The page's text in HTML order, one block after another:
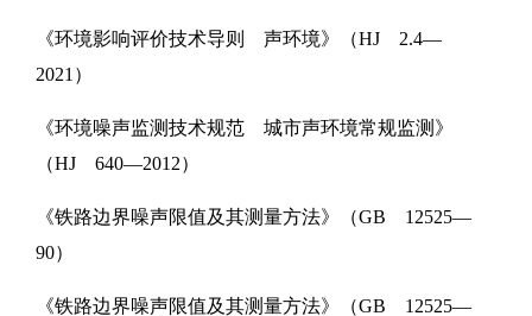
《环境影响评价技术导则 声环境》（HJ 2.4—
2021）
《环境噪声监测技术规范 城市声环境常规监测》
（HJ 640—2012）
《铁路边界噪声限值及其测量方法》（GB 12525—
90）
《铁路边界噪声限值及其测量方法》（GB 12525—